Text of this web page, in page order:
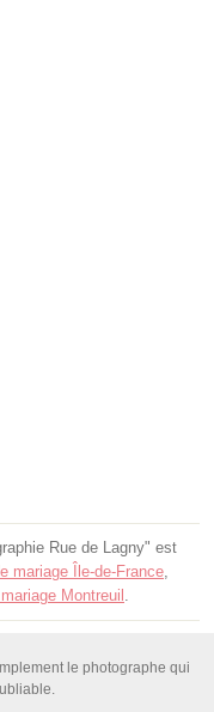
Rue de Lagny" est
mariage Île-de-France
Montreuil
le photographe qui